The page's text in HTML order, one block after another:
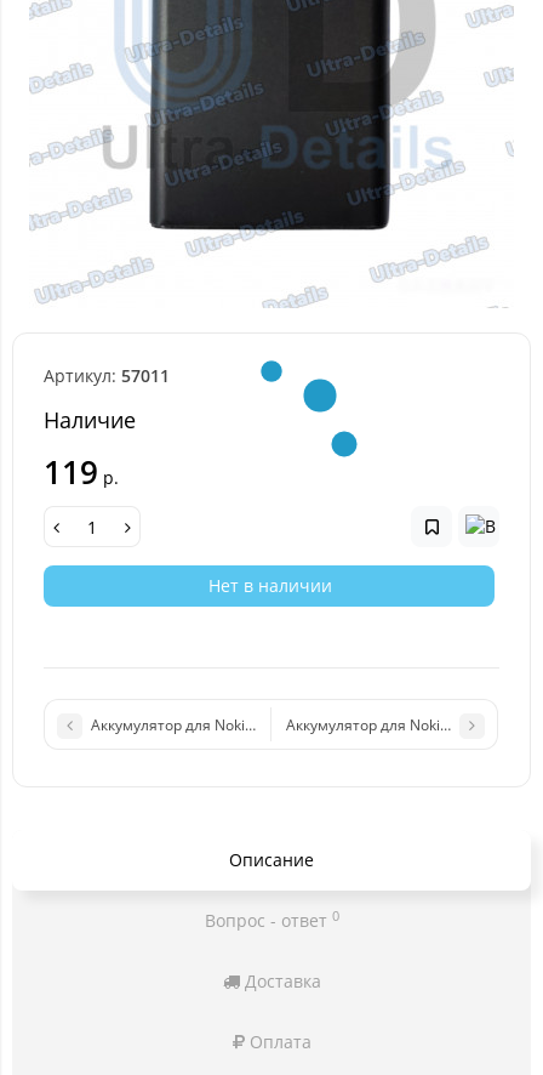
Артикул: 57011
Наличие
119 р.
Нет в наличии
Аккумулятор для Nokia BP-5M (7390/6110N/6220C/8600)
Аккумулятор для Nokia BL-5B
Описание
Вопрос - ответ 0
Доставка
Оплата